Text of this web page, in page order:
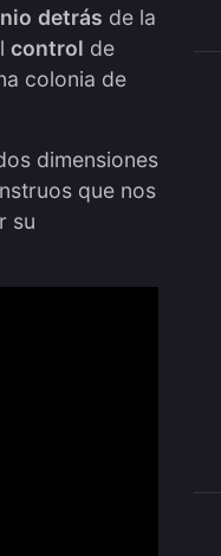
detrás de la
control de
colonia de
dimensiones
que nos
su